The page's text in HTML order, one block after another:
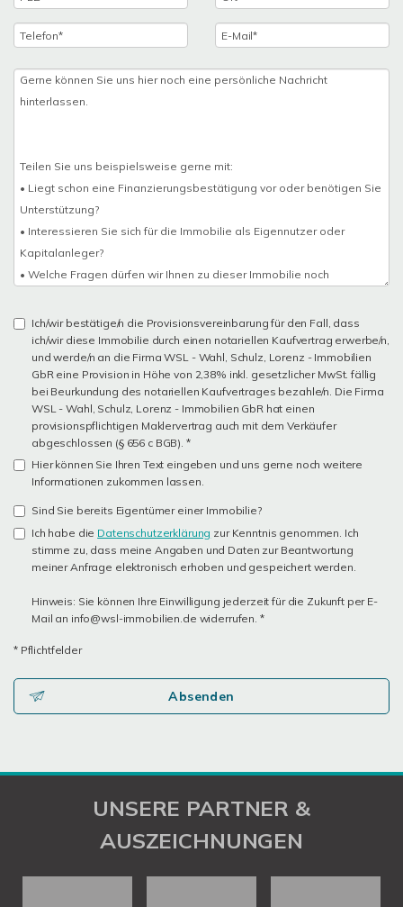
Ich/wir bestätige/n die Provisionsvereinbarung für den Fall, dass
ich/wir diese Immobilie durch einen notariellen Kaufvertrag erwerbe/n,
und werde/n an die Firma WSL - Wahl, Schulz, Lorenz - Immobilien
GbR eine Provision in Höhe von 2,38% inkl. gesetzlicher MwSt. fällig
bei Beurkundung des notariellen Kaufvertrages bezahle/n. Die Firma
WSL - Wahl, Schulz, Lorenz - Immobilien GbR hat einen
provisionspflichtigen Maklervertrag auch mit dem Verkäufer
abgeschlossen (§ 656 c BGB). *
Hier können Sie Ihren Text eingeben und uns gerne noch weitere
Informationen zukommen lassen.
Sind Sie bereits Eigentümer einer Immobilie?
Ich habe die Datenschutzerklärung zur Kenntnis genommen. Ich
stimme zu, dass meine Angaben und Daten zur Beantwortung
meiner Anfrage elektronisch erhoben und gespeichert werden.
Hinweis: Sie können Ihre Einwilligung jederzeit für die Zukunft per E-
Mail an info@wsl-immobilien.de widerrufen. *
* Pflichtfelder
Absenden
UNSERE PARTNER &
AUSZEICHNUNGEN